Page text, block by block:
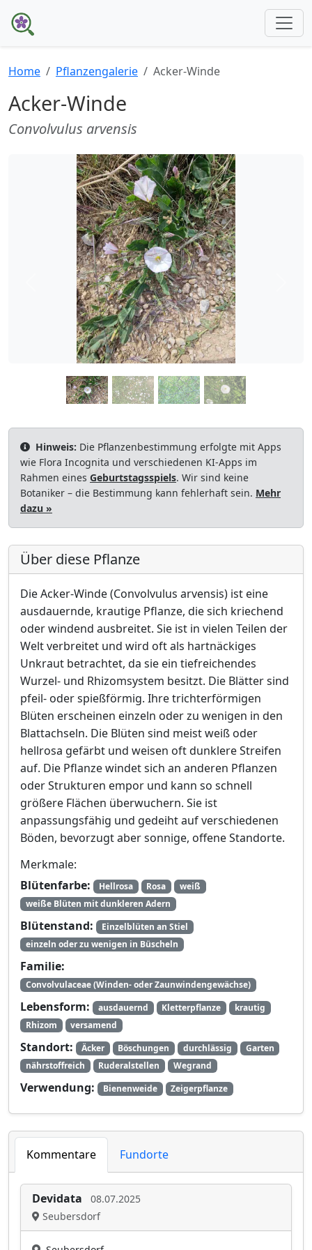
Home Pflanzengalerie Acker-Winde
Acker-Winde
Convolvulus arvensis
Hinweis: Die Pflanzenbestimmung erfolgte mit Apps
wie Flora Incognita und verschiedenen KI-Apps im
Rahmen eines Geburtstagsspiels. Wir sind keine
Botaniker – die Bestimmung kann fehlerhaft sein. Mehr
dazu »
Über diese Pflanze
Die Acker-Winde (Convolvulus arvensis) ist eine
ausdauernde, krautige Pflanze, die sich kriechend
oder windend ausbreitet. Sie ist in vielen Teilen der
Welt verbreitet und wird oft als hartnäckiges
Unkraut betrachtet, da sie ein tiefreichendes
Wurzel- und Rhizomsystem besitzt. Die Blätter sind
pfeil- oder spießförmig. Ihre trichterförmigen
Blüten erscheinen einzeln oder zu wenigen in den
Blattachseln. Die Blüten sind meist weiß oder
hellrosa gefärbt und weisen oft dunklere Streifen
auf. Die Pflanze windet sich an anderen Pflanzen
oder Strukturen empor und kann so schnell
größere Flächen überwuchern. Sie ist
anpassungsfähig und gedeiht auf verschiedenen
Böden, bevorzugt aber sonnige, offene Standorte.
Merkmale:
Blütenfarbe:
Hellrosa Rosa
weiß
weiße Blüten mit dunkleren Adern
Blütenstand:
Einzelblüten an Stiel
einzeln oder zu wenigen in Büscheln
Familie:
Convolvulaceae (Winden- oder Zaunwindengewächse)
Lebensform: ausdauernd Kletterpflanze
krautig
Rhizom
versamend
Standort: Äcker Böschungen durchlässig
Garten
nährstoffreich
Ruderalstellen Wegrand
Verwendung: Bienenweide Zeigerpflanze
Kommentare Fundorte
Devidata
08.07.2025
Seubersdorf